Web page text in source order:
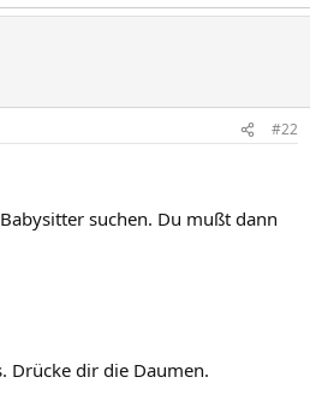
#22
suchen. Du mußt dann
Drücke dir die Daumen.